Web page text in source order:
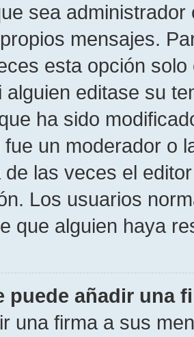
sea
mensajes.
esta opción solo
alguien editase su
ha sido
un moderador o
de las veces el
Los usuarios
que alguien haya
puede añadir una
una firma a sus